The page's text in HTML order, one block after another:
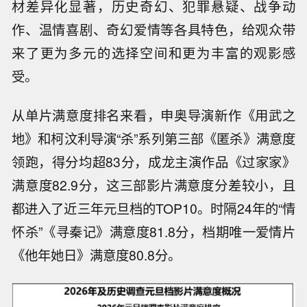
材差异化显著，历史奇幻、犯罪悬疑、战争动
作、温情喜剧、奇幻爱情等各具特色，给观众带
来了更为多元的选择空间和更为丰富的观影感
受。
从单片满意度排名来看，申奥导演新作《用武之
地》和柯汶利导演“杀”系列第三部《匿杀》满意度
领跑，得分均超83分，成龙主演作品《过家家》
满意度82.9分，这三部影片满意度分差较小，且
都进入了近三年元旦档的TOP10。时隔24年的“情
怀杀”《寻秦记》满意度81.8分，档期唯一爱情片
《他年她日》满意度80.8分。